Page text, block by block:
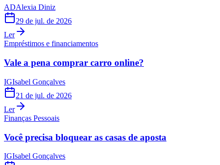
ADAlexia Diniz
29 de jul. de 2026
Ler
Empréstimos e financiamentos
Vale a pena comprar carro online?
IGIsabel Gonçalves
21 de jul. de 2026
Ler
Finanças Pessoais
Você precisa bloquear as casas de aposta
IGIsabel Gonçalves